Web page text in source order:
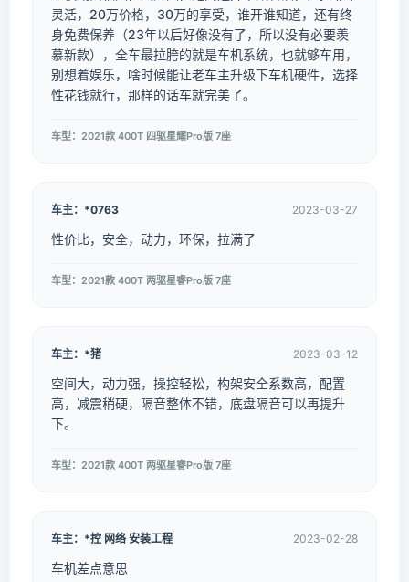
灵活，20万价格，30万的享受，谁开谁知道，还有终
身免费保养（23年以后好像没有了，所以没有必要羡
慕新款），全车最拉胯的就是车机系统，也就够车用，
别想着娱乐，啥时候能让老车主升级下车机硬件，选择
性花钱就行，那样的话车就完美了。
车型：2021款 400T 四驱星耀Pro版 7座
车主：*0763 2023-03-27
性价比，安全，动力，环保，拉满了
车型：2021款 400T 两驱星睿Pro版 7座
车主：*猪 2023-03-12
空间大，动力强，操控轻松，构架安全系数高，配置
高，减震稍硬，隔音整体不错，底盘隔音可以再提升
下。
车型：2021款 400T 两驱星睿Pro版 7座
车主：*控 网络 安装工程 2023-02-28
车机差点意思